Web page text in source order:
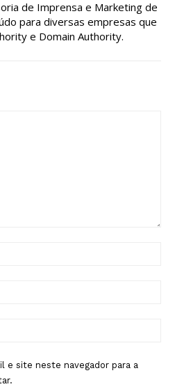
de Imprensa e Marketing de
para diversas empresas que
e Domain Authority.
e site neste navegador para a